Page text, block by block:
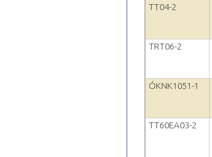
TT04-2
TRT06-2
ÓKNK1051-1
TT60EA03-2